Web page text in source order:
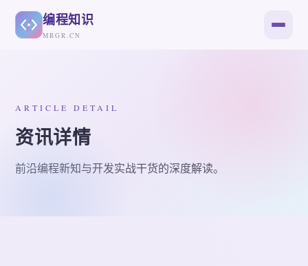
编程知识
MRGR.CN
ARTICLE DETAIL
资讯详情
前沿编程新知与开发实战干货的深度解读。